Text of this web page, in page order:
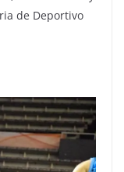
de Deportivo